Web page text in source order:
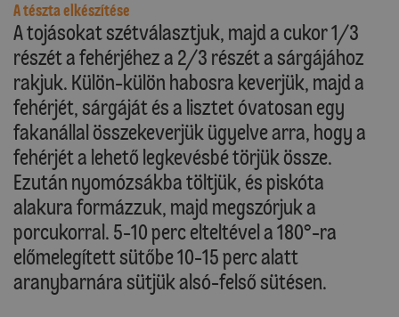
A tészta elkészítése
A tojásokat szétválasztjuk, majd a cukor 1/3
részét a fehérjéhez a 2/3 részét a sárgájához
rakjuk. Külön-külön habosra keverjük, majd a
fehérjét, sárgáját és a lisztet óvatosan egy
fakanállal összekeverjük ügyelve arra, hogy a
fehérjét a lehető legkevésbé törjük össze.
Ezután nyomózsákba töltjük, és piskóta
alakura formázzuk, majd megszórjuk a
porcukorral. 5-10 perc elteltével a 180°-ra
előmelegített sütőbe 10-15 perc alatt
aranybarnára sütjük alsó-felső sütésen.